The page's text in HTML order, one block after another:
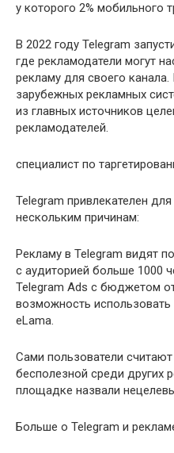
у которого 2% мобильного
В 2022 году Telegram
где рекламодатели могут
рекламу для своего
зарубежных рекламных
из главных источников
рекламодателей.
специалист по
Telegram привлекателен
нескольким причинам:
Рекламу в Telegram видят
с аудиторией больше 1000
Telegram Ads с бюджетом
возможность
eLama.
Сами пользователи
бесполезной среди других
площадке назвали
Больше о Telegram и